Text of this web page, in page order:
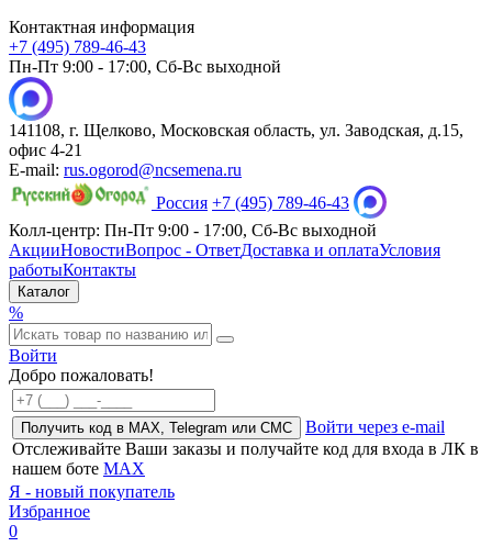
Контактная информация
+7 (495) 789-46-43
Пн-Пт 9:00 - 17:00, Сб-Вс выходной
141108, г. Щелково, Московская область, ул. Заводская, д.15,
офис 4-21
E-mail: rus.ogorod@ncsemena.ru
Россия +7 (495) 789-46-43
Колл-центр: Пн-Пт 9:00 - 17:00, Сб-Вс выходной
АкцииНовостиВопрос - ОтветДоставка и оплатаУсловия
работыКонтакты
Каталог
%
Войти
Добро пожаловать!
Получить код в MAX, Telegram или СМС
Войти через e-mail
Отслеживайте Ваши заказы и получайте код для входа в ЛК в
нашем боте MAX
Я - новый покупатель
Избранное
0